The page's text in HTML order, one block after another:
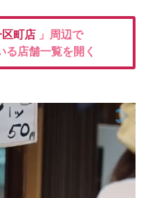
町店 」周辺で
店舗一覧を開く